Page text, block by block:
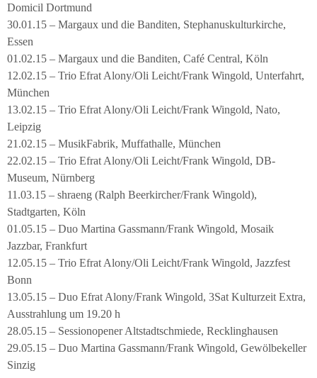
Domicil Dortmund
30.01.15 – Margaux und die Banditen, Stephanuskulturkirche,
Essen
01.02.15 – Margaux und die Banditen, Café Central, Köln
12.02.15 – Trio Efrat Alony/Oli Leicht/Frank Wingold, Unterfahrt,
München
13.02.15 – Trio Efrat Alony/Oli Leicht/Frank Wingold, Nato,
Leipzig
21.02.15 – MusikFabrik, Muffathalle, München
22.02.15 – Trio Efrat Alony/Oli Leicht/Frank Wingold, DB-
Museum, Nürnberg
11.03.15 – shraeng (Ralph Beerkircher/Frank Wingold),
Stadtgarten, Köln
01.05.15 – Duo Martina Gassmann/Frank Wingold, Mosaik
Jazzbar, Frankfurt
12.05.15 – Trio Efrat Alony/Oli Leicht/Frank Wingold, Jazzfest
Bonn
13.05.15 – Duo Efrat Alony/Frank Wingold, 3Sat Kulturzeit Extra,
Ausstrahlung um 19.20 h
28.05.15 – Sessionopener Altstadtschmiede, Recklinghausen
29.05.15 – Duo Martina Gassmann/Frank Wingold, Gewölbekeller
Sinzig